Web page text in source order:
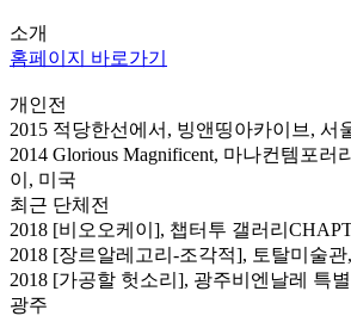
소개
홈페이지 바로가기
개인전
2015 적당한선에서, 빙앤띵아카이브, 서
2014 Glorious Magnificent, 마나컨템포러
이, 미국
최근 단체전
2018 [비오오케이], 챕터투 갤러리
2018 [장르알레고리-조각적], 토탈미술관
2018 [가공할 헛소리], 광주비엔날레 특
광주